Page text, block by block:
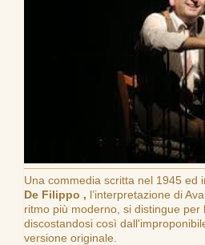
Una commedia scritta nel 1945 ed
De Filippo , l’interpretazione di
ritmo più moderno, si distingue per
discostandosi così
versione originale.